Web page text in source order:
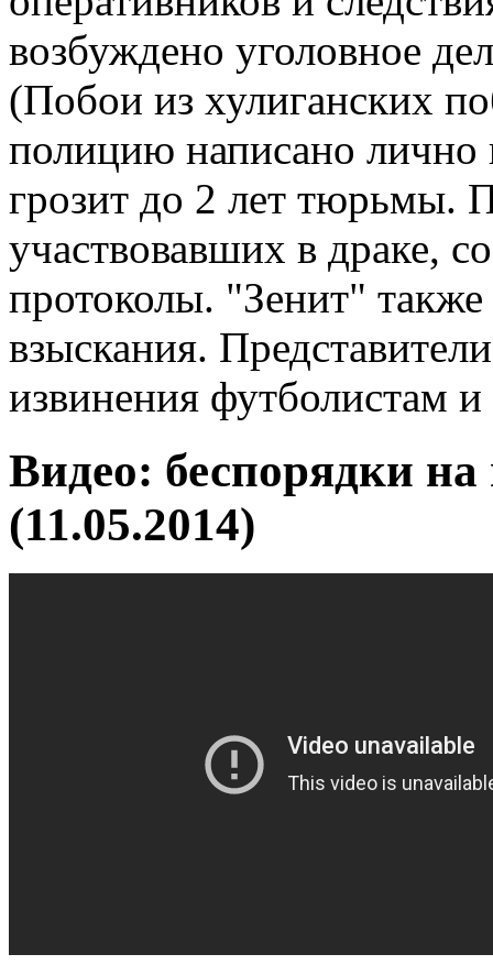
возбуждено уголовное
(Побои из хулиганских
полицию написано
грозит до 2 лет тюрьмы.
участвовавших в драке,
протоколы. "Зенит"
взыскания.
извинения футболистам
Видео: беспорядки
(11.05.2014)